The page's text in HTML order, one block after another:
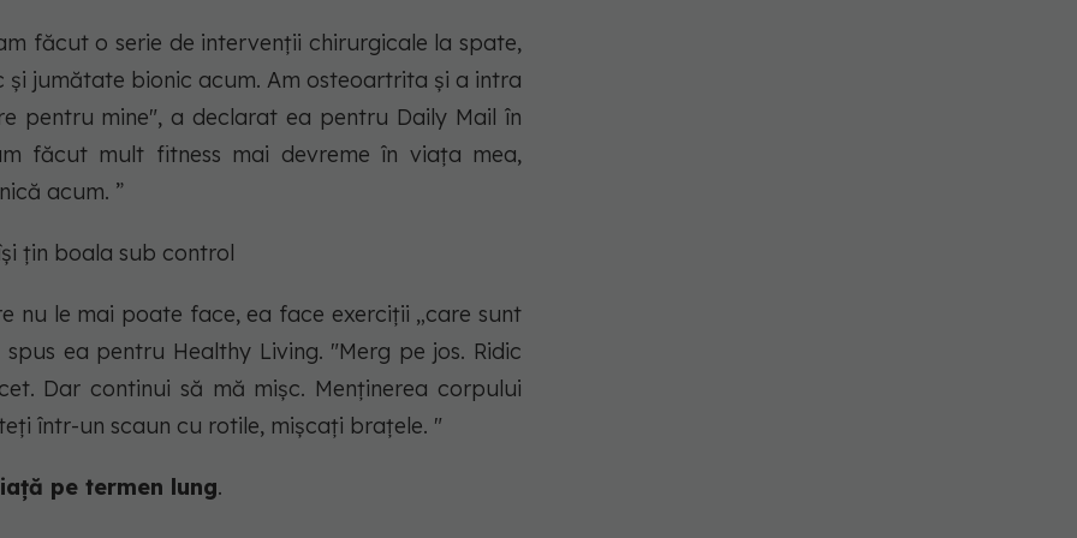
făcut o serie de intervenții chirurgicale la spate,
jumătate bionic acum. Am osteoartrita și a intra
pentru mine", a declarat ea pentru Daily Mail în
făcut mult fitness mai devreme în viața mea,
acum. ”
țin boala sub control
nu le mai poate face, ea face exerciții „care sunt
ea pentru Healthy Living. "Merg pe jos. Ridic
Dar continui să mă mișc. Menținerea corpului
într-un scaun cu rotile, mișcați brațele. "
pe termen lung.